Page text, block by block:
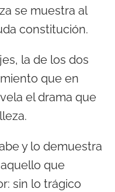
se muestra al
constitución.
la de los dos
que en
el drama que
y lo demuestra
que
sin lo trágico